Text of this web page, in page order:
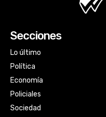
Secciones
Lo último
Política
Economía
Policiales
Sociedad